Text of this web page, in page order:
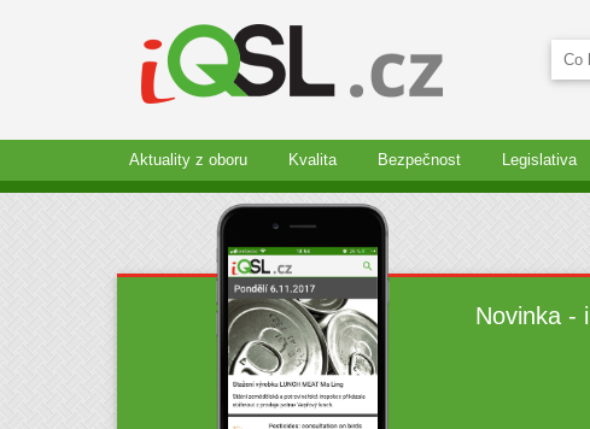
Aktuality z oboru Kvalita Bezpečnost Legislativa
Novinka -